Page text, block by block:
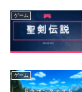
ゲーム
ゲーム